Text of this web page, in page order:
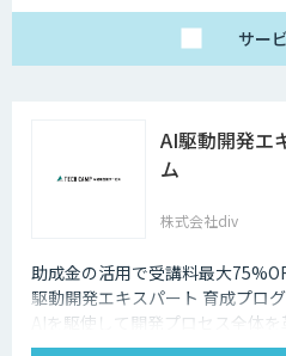
サー
AI駆動開発エ
ム
株式会社div
助成金の活用で受講料最大
駆動開発エキスパート 育成プロ
AIを駆使して開発プロセス全体
ンドセットを習得するe-ラーニ